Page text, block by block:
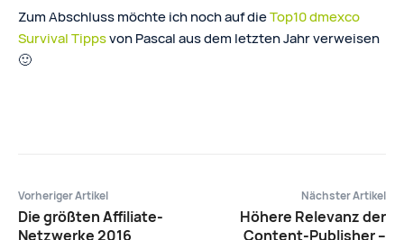
Zum Abschluss möchte ich noch auf dieTop10 dmexco
Survival Tippsvon Pascal aus dem letzten Jahr verweisen
🙂
Vorheriger Artikel
Die größten Affiliate-
Netzwerke 2016
Nächster Artikel
Höhere Relevanz der
Content-Publisher –